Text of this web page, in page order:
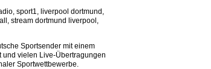
sport1, liverpool dortmund,
stream dortmund liverpool,
Sportsender mit einem
und vielen Live-Übertragungen
Sportwettbewerbe.